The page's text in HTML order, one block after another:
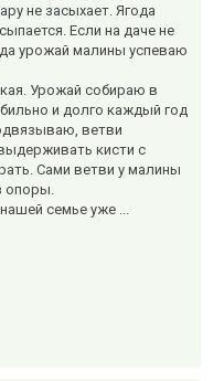
не засыхает. Ягода
Если на даче не
урожай малины успеваю
Урожай собираю в
и долго каждый год
ветви
кисти с
Сами ветви у малины
опоры.
семье уже ...